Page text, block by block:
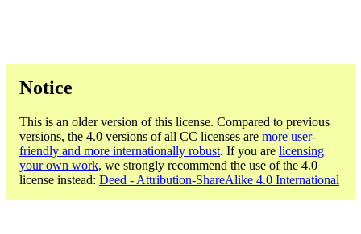
Notice
This is an older version of this license. Compared to previous
versions, the 4.0 versions of all CC licenses are more user-
friendly and more internationally robust. If you are licensing
your own work, we strongly recommend the use of the 4.0
license instead: Deed - Attribution-ShareAlike 4.0 International